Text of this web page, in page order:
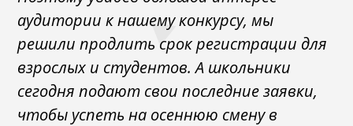
аудитории к нашему конкурсу, мы
решили продлить срок регистрации для
взрослых и студентов. А школьники
сегодня подают свои последние заявки,
чтобы успеть на осеннюю смену в